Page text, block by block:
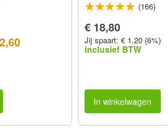
(166)
€ 18,80
Jij spaart: € 1,20 (6%)
inclusief BTW
In winkelwagen